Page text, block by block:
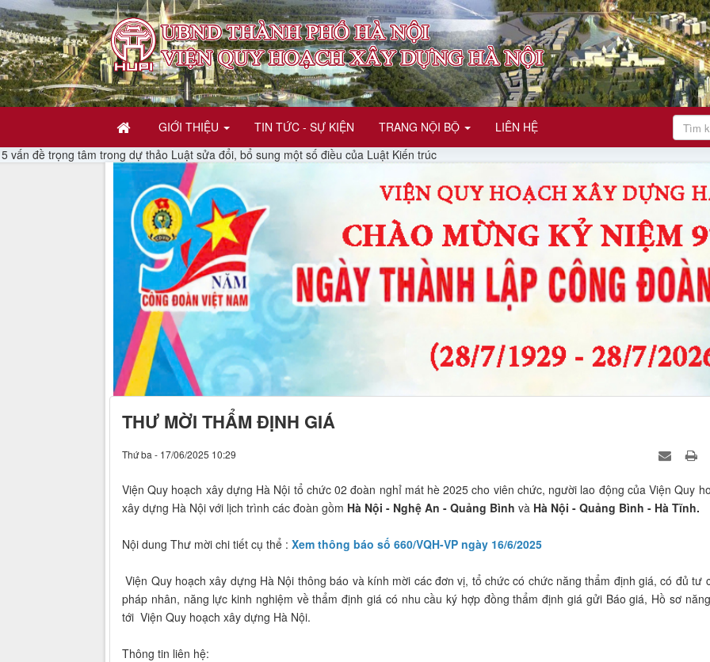
GIỚI THIỆU TIN TỨC - SỰ KIỆN TRANG NỘI BỘ
LIÊN HỆ
vấn đề trọng tâm trong dự thảo Luật sửa đổi, bổ sung một số điều của Luật Kiến trúc
THƯ MỜI THẨM ĐỊNH GIÁ
Thứ ba - 17/06/2025 10:29
Viện Quy hoạch xây dựng Hà Nội tổ chức 02 đoàn nghỉ mát hè 2025 cho viên chức, người lao động của Viện Quy
xây dựng Hà Nội với lịch trình các đoàn gồm Hà Nội - Nghệ An - Quảng Bình và Hà Nội - Quảng Bình - Hà Tĩnh.
Nội dung Thư mời chi tiết cụ thể : Xem thông báo số 660/VQH-VP ngày 16/6/2025
Viện Quy hoạch xây dựng Hà Nội thông báo và kính mời các đơn vị, tổ chức có chức năng thẩm định giá, có đủ tư
pháp nhân, năng lực kinh nghiệm về thẩm định giá có nhu cầu ký hợp đồng thẩm định giá gửi Báo giá, Hồ sơ
tới Viện Quy hoạch xây dựng Hà Nội.
Thông tin liên hệ: